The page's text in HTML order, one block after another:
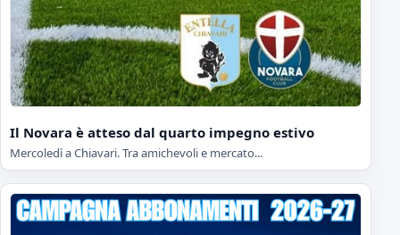
Il Novara è atteso dal quarto impegno estivo
Mercoledì a Chiavari. Tra amichevoli e mercato...